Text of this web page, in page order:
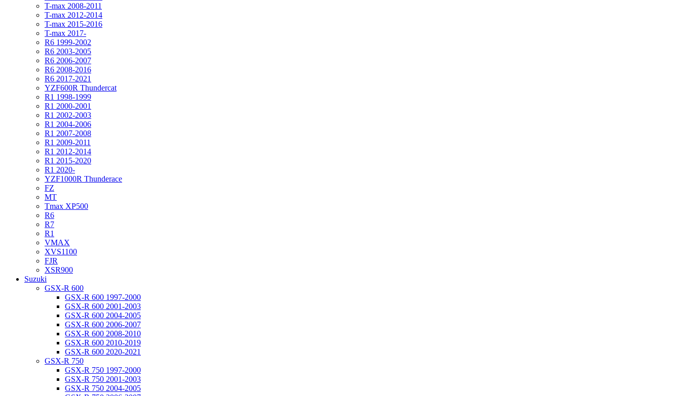
T-max 2008-2011
T-max 2012-2014
T-max 2015-2016
T-max 2017-
R6 1999-2002
R6 2003-2005
R6 2006-2007
R6 2008-2016
R6 2017-2021
YZF600R Thundercat
R1 1998-1999
R1 2000-2001
R1 2002-2003
R1 2004-2006
R1 2007-2008
R1 2009-2011
R1 2012-2014
R1 2015-2020
R1 2020-
YZF1000R Thunderace
FZ
MT
Tmax XP500
R6
R7
R1
VMAX
XVS1100
FJR
XSR900
Suzuki
GSX-R 600
GSX-R 600 1997-2000
GSX-R 600 2001-2003
GSX-R 600 2004-2005
GSX-R 600 2006-2007
GSX-R 600 2008-2010
GSX-R 600 2010-2019
GSX-R 600 2020-2021
GSX-R 750
GSX-R 750 1997-2000
GSX-R 750 2001-2003
GSX-R 750 2004-2005